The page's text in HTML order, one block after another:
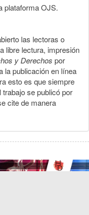
plataforma OJS.
las lectoras o
libre lectura, impresión
y Derechos por
la publicación en línea
esto es que siempre
se publicó por
cite de manera